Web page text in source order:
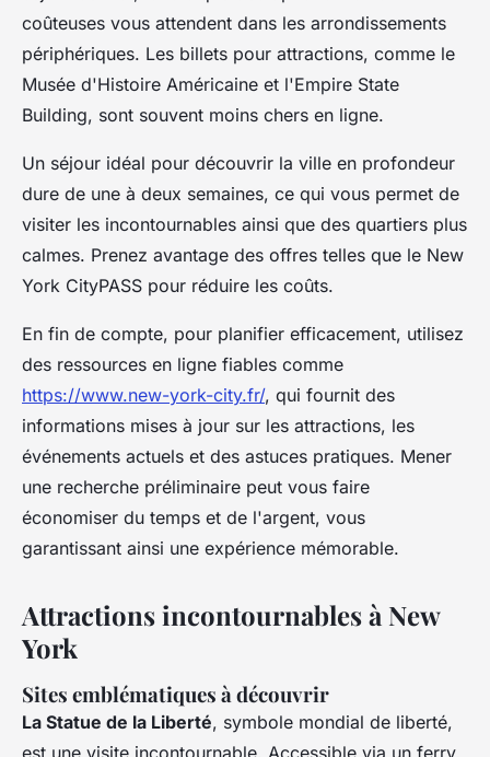
coûteuses vous attendent dans les arrondissements
périphériques. Les billets pour attractions, comme le
Musée d'Histoire Américaine et l'Empire State
Building, sont souvent moins chers en ligne.
Un séjour idéal pour découvrir la ville en profondeur
dure de une à deux semaines, ce qui vous permet de
visiter les incontournables ainsi que des quartiers plus
calmes. Prenez avantage des offres telles que le New
York CityPASS pour réduire les coûts.
En fin de compte, pour planifier efficacement, utilisez
des ressources en ligne fiables comme
https://www.new-york-city.fr/, qui fournit des
informations mises à jour sur les attractions, les
événements actuels et des astuces pratiques. Mener
une recherche préliminaire peut vous faire
économiser du temps et de l'argent, vous
garantissant ainsi une expérience mémorable.
Attractions incontournables à New
York
Sites emblématiques à découvrir
La Statue de la Liberté, symbole mondial de liberté,